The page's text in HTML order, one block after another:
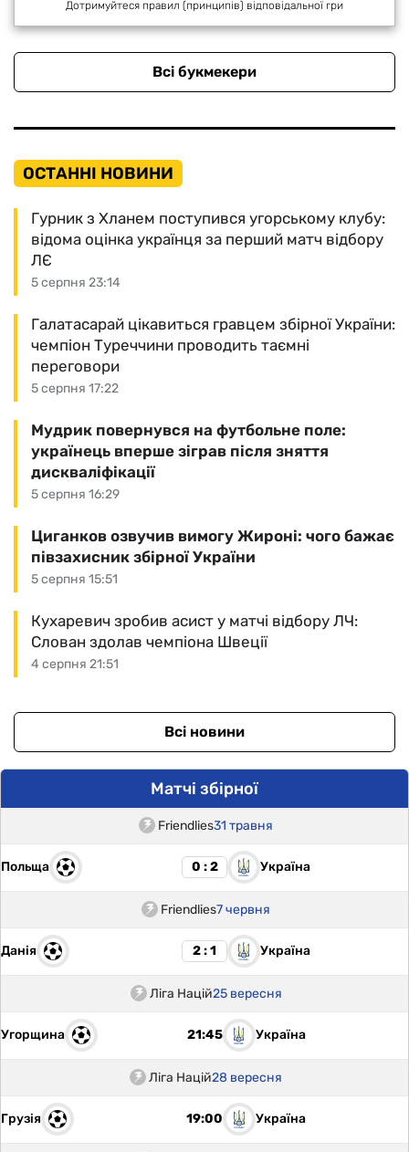
Дотримуйтеся правил (принципів) відповідальної гри
Всі букмекери
ОСТАННІ НОВИНИ
5 серпня 23:14
Гурник з Хланем поступився угорському клубу:
відома оцінка українця за перший матч відбору
ЛЄ
5 серпня 17:22
Галатасарай цікавиться гравцем збірної України:
чемпіон Туреччини проводить таємні
переговори
5 серпня 16:29
Мудрик повернувся на футбольне поле:
українець вперше зіграв після зняття
дискваліфікації
5 серпня 15:51
Циганков озвучив вимогу Жироні: чого бажає
півзахисник збірної України
4 серпня 21:51
Кухаревич зробив асист у матчі відбору ЛЧ:
Слован здолав чемпіона Швеції
Всі новини
Матчі збірної
Friendlies31 травня
Польща 0 : 2 Україна
Friendlies7 червня
Данія 2 : 1 Україна
Ліга Націй25 вересня
Угорщина 21:45 Україна
Ліга Націй28 вересня
Грузія 19:00 Україна